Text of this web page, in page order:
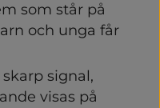
som står på
och unga får
signal,
visas på